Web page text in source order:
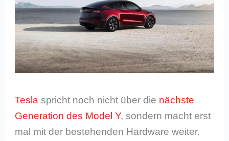
Tesla spricht noch nicht über die nächste
Generation des Model Y, sondern macht erst
mal mit der bestehenden Hardware weiter.